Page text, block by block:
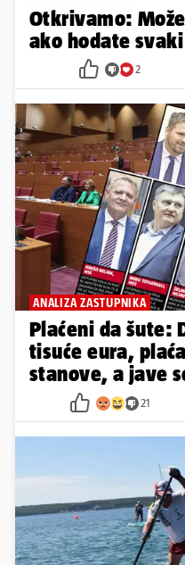
Otkrivamo:
2
ANALIZA ZASTUPNIKA
Plaćeni da šute:
tisuće eura,
21